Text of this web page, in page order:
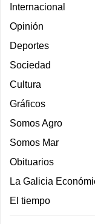
Internacional
Opinión
Deportes
Sociedad
Cultura
Gráficos
Somos Agro
Somos Mar
Obituarios
La Galicia
El tiempo